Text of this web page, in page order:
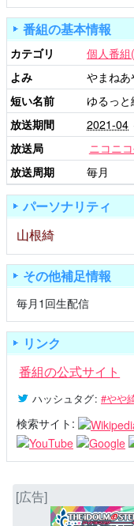
番組の基本情報
カテゴリ
個人番
よみ
やまね
短い名前
ゆるっ
放送期間
2021-04
放送局
ニコニ
放送周期
毎月
パーソナリティ
山根綺
その他補足情報
毎月1回生配信
リンク
番組の公式サイト
ハッシュタグ: #やや
検索サイト:
[広告]